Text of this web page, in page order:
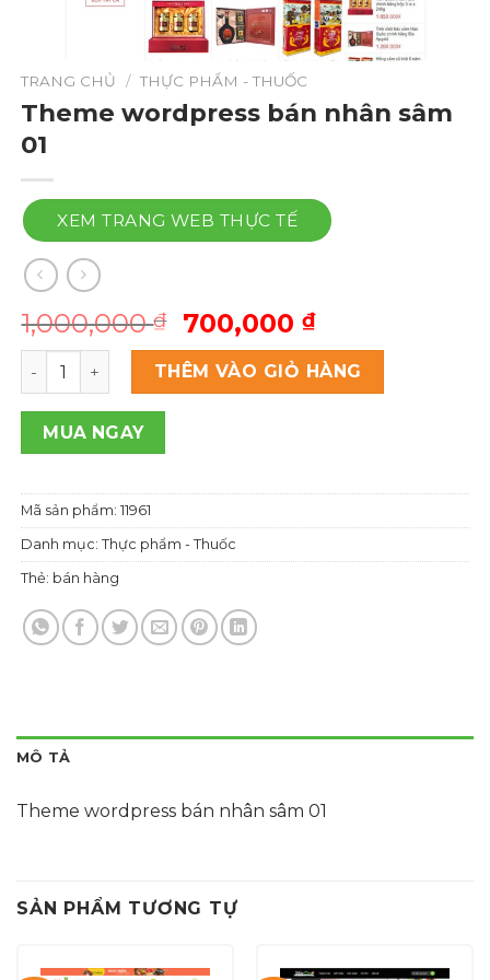
TRANG CHỦ / THỰC PHẨM - THUỐC
Theme wordpress bán nhân sâm
01
XEM TRANG WEB THỰC TẾ
1,000,000₫
Giá
gốc
là:
1,000,000 ₫.
700,000 ₫Giá
hiện
tại
là:
Theme wordpress bán nhân sâm 01 số lượng
THÊM VÀO GIỎ HÀNG
MUA NGAY
Mã sản phẩm:11961
Danh mục:Thực phẩm - Thuốc
Thẻ: bán hàng
MÔ TẢ
Theme wordpress bán nhân sâm 01
SẢN PHẨM TƯƠNG TỰ